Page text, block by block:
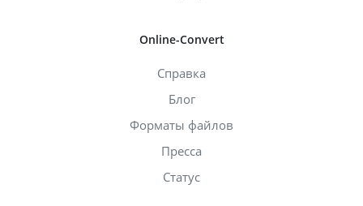
Online-Convert
Справка
Блог
Форматы файлов
Пресса
Статус